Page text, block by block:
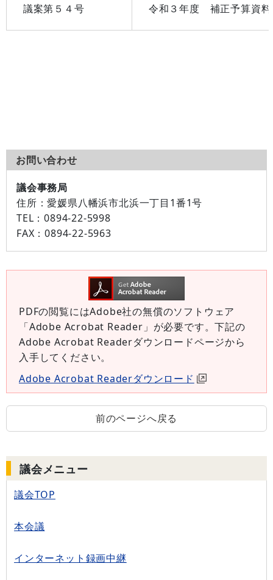
議案第５４号 令和３年度 補正予算資料
お問い合わせ
議会事務局
住所：愛媛県八幡浜市北浜一丁目1番1号
TEL：0894-22-5998
FAX：0894-22-5963
PDFの閲覧にはAdobe社の無償のソフトウェア
「Adobe Acrobat Reader」が必要です。下記の
Adobe Acrobat Readerダウンロードページから
入手してください。
Adobe Acrobat Readerダウンロード
前のページへ戻る
議会メニュー
議会TOP
本会議
インターネット録画中継